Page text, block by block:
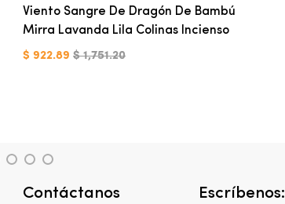
Viento Sangre De Dragón De Bambú
Mirra Lavanda Lila Colinas Incienso
$ 922.89 $ 1,751.20
3 4
5
Contáctanos Escríbenos: